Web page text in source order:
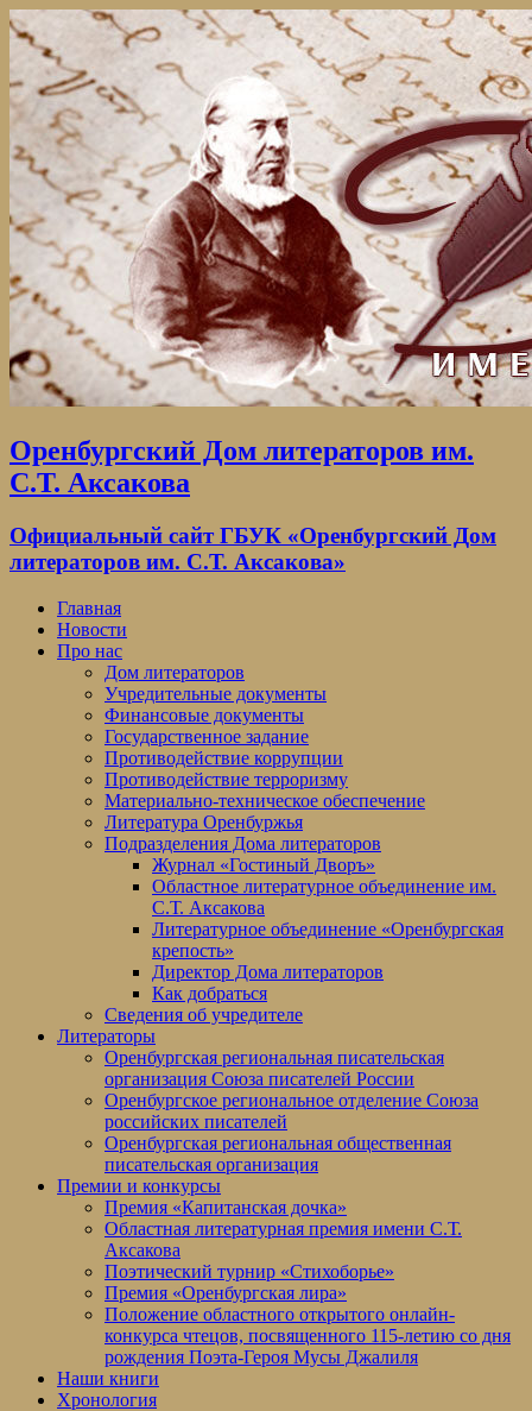
Оренбургский Дом литераторов им.
С.Т. Аксакова
Официальный сайт ГБУК «Оренбургский Дом
литераторов им. С.Т. Аксакова»
Главная
Новости
Про нас
Дом литераторов
Учредительные документы
Финансовые документы
Государственное задание
Противодействие коррупции
Противодействие терроризму
Материально-техническое обеспечение
Литература Оренбуржья
Подразделения Дома литераторов
Журнал «Гостиный Дворъ»
Областное литературное объединение им.
С.Т. Аксакова
Литературное объединение «Оренбургская
крепость»
Директор Дома литераторов
Как добраться
Сведения об учредителе
Литераторы
Оренбургская региональная писательская
организация Союза писателей России
Оренбургское региональное отделение Союза
российских писателей
Оренбургская региональная общественная
писательская организация
Премии и конкурсы
Премия «Капитанская дочка»
Областная литературная премия имени С.Т.
Аксакова
Поэтический турнир «Стихоборье»
Премия «Оренбургская лира»
Положение областного открытого онлайн-
конкурса чтецов, посвященного 115-летию со дня
рождения Поэта-Героя Мусы Джалиля
Наши книги
Хронология